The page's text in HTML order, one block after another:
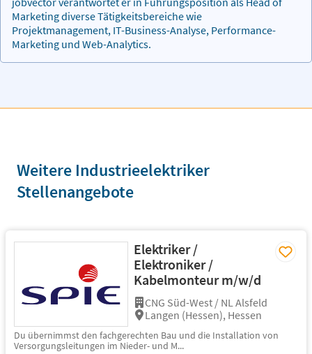
Marketing diverse Tätigkeitsbereiche wie
Projektmanagement, IT-Business-Analyse, Performance-
Marketing und Web-Analytics.
Weitere Industrieelektriker
Stellenangebote
Elektriker /
Elektroniker /
Kabelmonteur m/w/d
CNG Süd-West / NL Alsfeld
Langen (Hessen), Hessen
Du übernimmst den fachgerechten Bau und die Installation von
Versorgungsleitungen im Nieder- und M...